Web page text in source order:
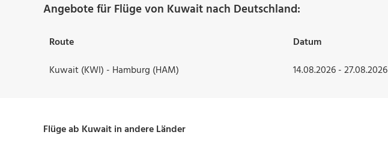
Angebote für Flüge von Kuwait nach Deutschland:
Route Datum
Kuwait (KWI) - Hamburg (HAM)
14.08.2026 - 27.08.2026
Flüge ab Kuwait in andere Länder